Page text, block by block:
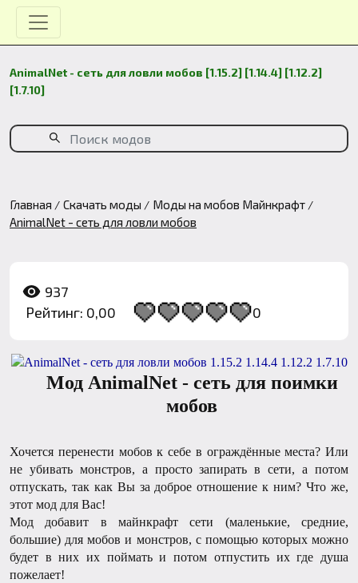
AnimalNet - сеть для ловли мобов [1.15.2] [1.14.4] [1.12.2]
[1.7.10]
Главная Скачать моды
Моды на мобов Майнкрафт
AnimalNet - сеть для ловли мобов
937
Рейтинг: 0,00
0
Мод AnimalNet - сеть для поимки
мобов
Хочется перенести мобов к себе в ограждённые места? Или
не убивать монстров, а просто запирать в сети, а потом
отпускать, так как Вы за доброе отношение к ним? Что же,
этот мод для Вас!
Мод добавит в майнкрафт сети (маленькие, средние,
большие) для мобов и монстров, с помощью которых можно
будет в них их поймать и потом отпустить их где душа
пожелает!